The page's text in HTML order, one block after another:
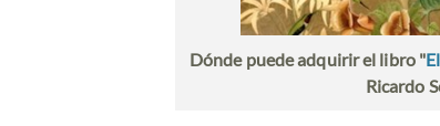
Dónde puede adquirir el libro "
Ricardo